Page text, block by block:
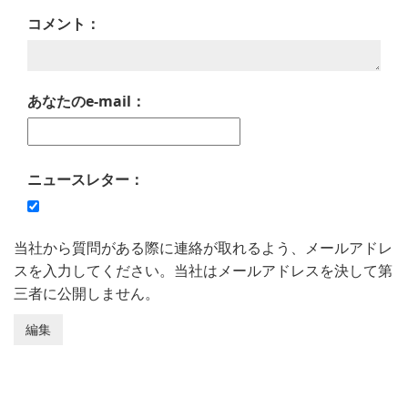
コメント：
あなたのe-mail：
ニュースレター：
当社から質問がある際に連絡が取れるよう、メールアドレ
スを入力してください。当社はメールアドレスを決して第
三者に公開しません。